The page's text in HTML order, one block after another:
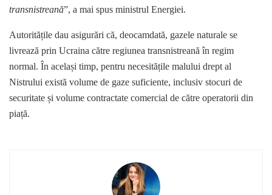
transnistreană”, a mai spus ministrul Energiei.
Autoritățile dau asigurări că, deocamdată, gazele naturale se
livrează prin Ucraina către regiunea transnistreană în regim
normal. În același timp, pentru necesitățile malului drept al
Nistrului există volume de gaze suficiente, inclusiv stocuri de
securitate și volume contractate comercial de către operatorii din
piață.